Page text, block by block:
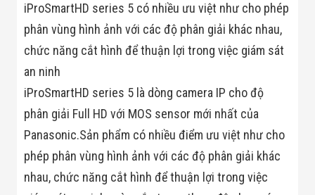
Phẩm Đóng Gói
Giải Pháp Thiết
Bị Ngành May
Mặc - Giày Da
Kiện Điện Tử
Giải Pháp Thiết
Bị Ngành Giáo
Dục
Giải Pháp Thiết
Bị Ngành Bán
Lẻ - Retail
Giải Pháp
iProSmartHD series 5 có nhiều ưu việt như cho phép
phân vùng hình ảnh với các độ phân giải khác nhau,
chức năng cắt hình để thuận lợi trong việc giám sát
an ninh
iProSmartHD series 5 là dòng camera IP cho độ
phân giải Full HD với MOS sensor mới nhất của
Panasonic.Sản phẩm có nhiều điểm ưu việt như cho
phép phân vùng hình ảnh với các độ phân giải khác
nhau, chức năng cắt hình để thuận lợi trong việc